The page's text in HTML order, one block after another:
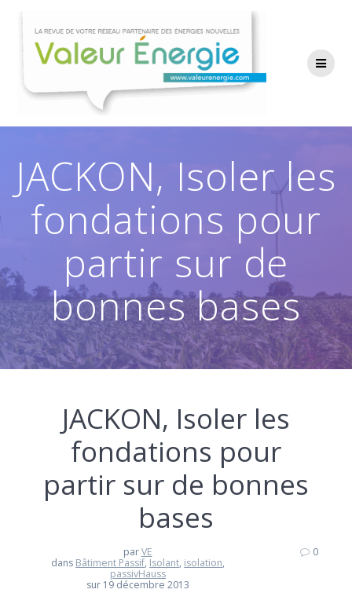
contenu
JACKON, Isoler les
fondations pour
partir sur de
bonnes bases
JACKON, Isoler les
fondations pour
partir sur de bonnes
bases
parVE
dans Bâtiment Passif, Isolant, isolation,
passivHauss
sur 19 décembre 2013
0